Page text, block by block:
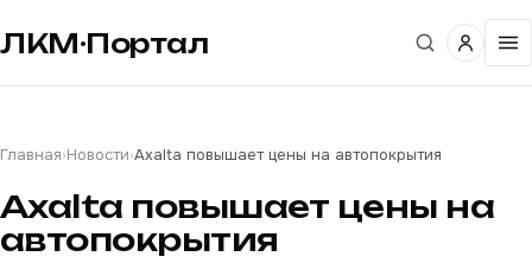
ЛКМ·Портал
Главная›Новости›Axalta повышает цены на автопокрытия
Axalta повышает цены на
автопокрытия